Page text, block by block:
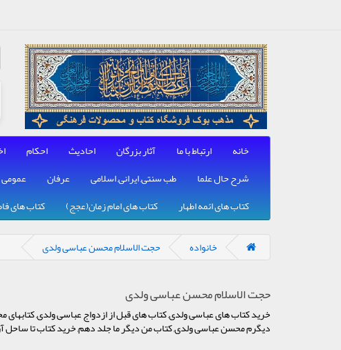
خانه ارتباط با ما آثار بزرگان احادیث احکام
شرح حال علما
طب سنتی, ایرانی, اسلامی عرفان عمومی
کتاب های ائمه اطهار
کتاب های امام زمان(عجج) کتاب های
خانواده حجت الاسلام محسن عباسی ولدی
حجت الاسلام محسن عباسی ولدی
خرید کتاب های عباسی ولدی, کتاب های قبل از ازدواج عباسی ولدی,
دیگرم محسن عباسی ولدی, کتاب من دیگر ما جلد دهم, خرید کتاب تا ساحل